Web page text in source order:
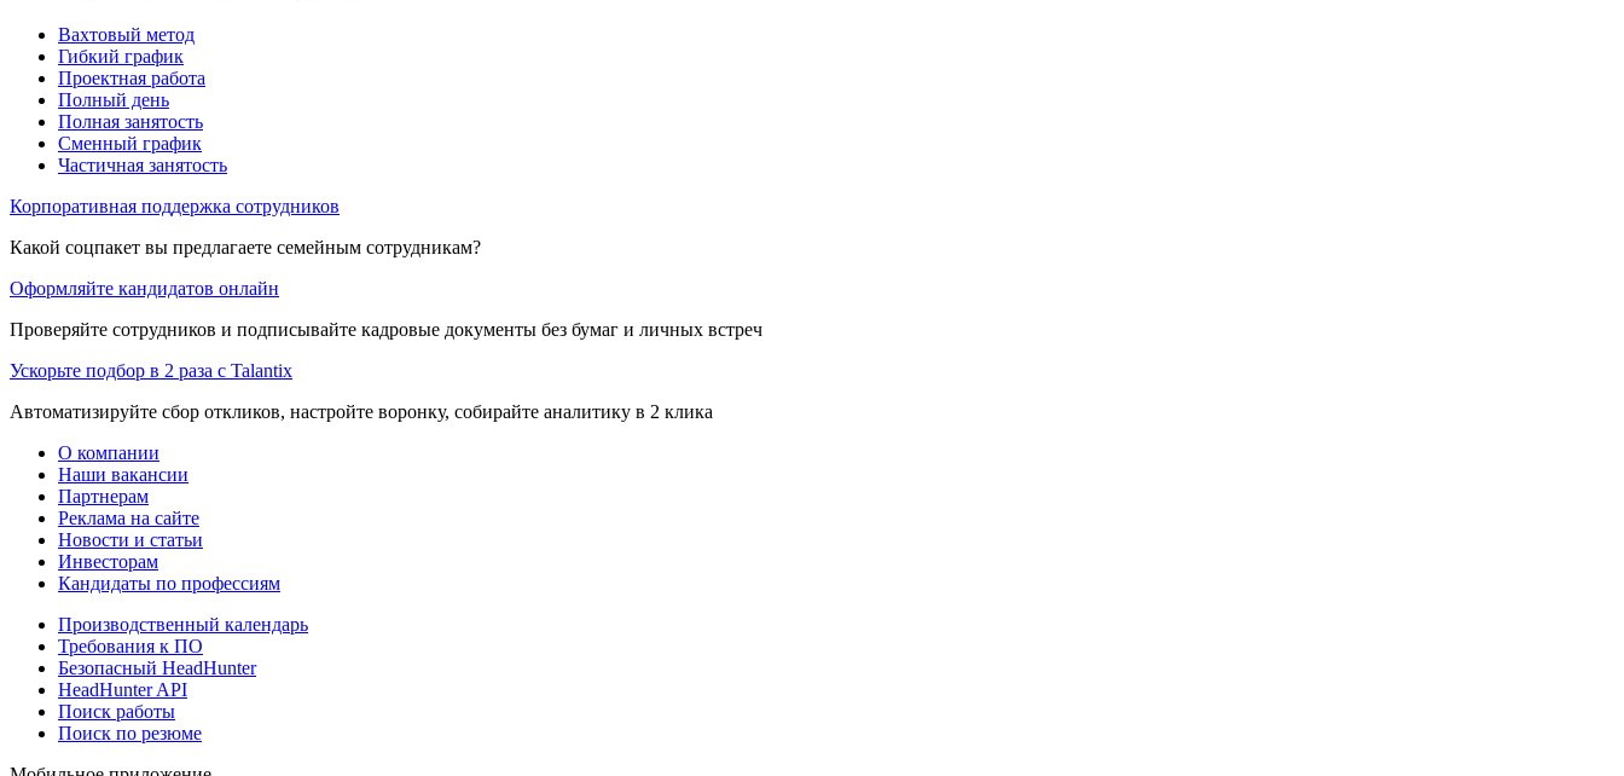
Вахтовый метод
Гибкий график
Проектная работа
Полный день
Полная занятость
Сменный график
Частичная занятость
Корпоративная поддержка сотрудников
Какой соцпакет вы предлагаете семейным сотрудникам?
Оформляйте кандидатов онлайн
Проверяйте сотрудников и подписывайте кадровые документы без бумаг и личных встреч
Ускорьте подбор в 2 раза с Talantix
Автоматизируйте сбор откликов, настройте воронку, собирайте аналитику в 2 клика
О компании
Наши вакансии
Партнерам
Реклама на сайте
Новости и статьи
Инвесторам
Кандидаты по профессиям
Производственный календарь
Требования к ПО
Безопасный HeadHunter
HeadHunter API
Поиск работы
Поиск по резюме